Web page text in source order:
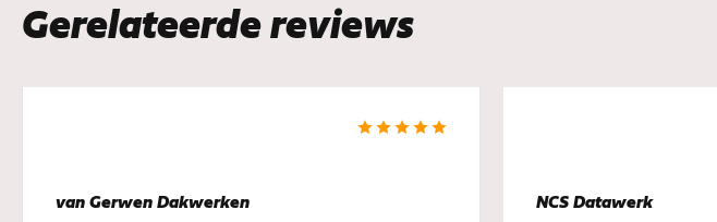
Gerelateerde reviews
van Gerwen Dakwerken NCS Datawerk